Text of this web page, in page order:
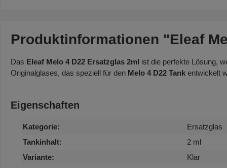
Produktinformationen "Eleaf
Das Eleaf Melo 4 D22 Ersatzglas 2ml ist die perfekte Lösung,
Originalglases, das speziell für den Melo 4 D22 Tank entwickelt
Eigenschaften
Kategorie:
Ersatzglas
Tankinhalt:
2 ml
Variante:
Klar